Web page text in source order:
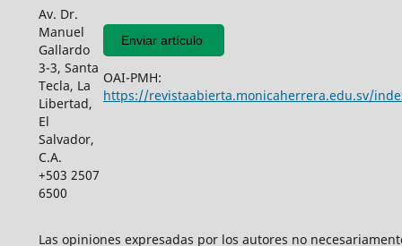
Av. Dr.
Manuel
Gallardo
3-3, Santa
Tecla, La
Libertad,
El
Salvador,
C.A.
+503 2507
6500
Enviar artículo
OAI-PMH:
https://revistaabierta.monicaherrera.edu.sv/
Las opiniones expresadas por los autores no